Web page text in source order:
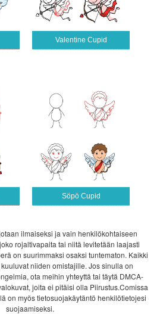
Valentine Cupid
Söpö Cupid
ilmaiseksi ja vain henkilökohtaiseen
rojaltivapaita tai niitä levitetään laajasti
on suurimmaksi osaksi tuntematon. Kaikki
niiden omistajille. Jos sinulla on
ota meihin yhteyttä tai täytä DMCA-
joita ei pitäisi olla Piirustus.Comissa
on myös tietosuojakäytäntö henkilötietojesi
suojaamiseksi.